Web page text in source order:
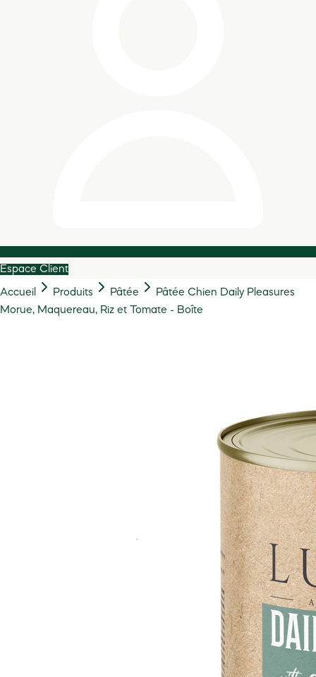
Espace Client
Accueil Produits Pâtée
Pâtée Chien Daily Pleasures
Morue, Maquereau, Riz et Tomate - Boîte